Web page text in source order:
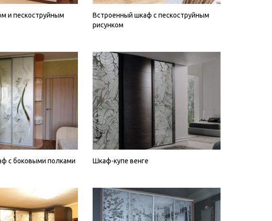
и пескоструйным
Встроенный шкаф с пескоструйным
рисунком
с боковыми полками Шкаф-купе венге